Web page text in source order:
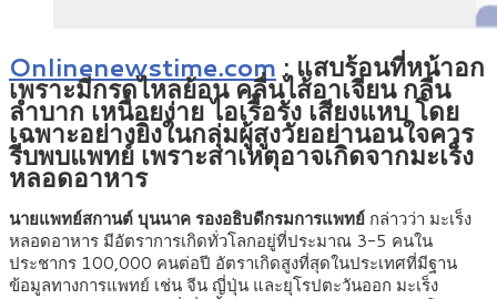
Onlinenewstime.com: แสบร้อนที่หน้าอก
เพราะมีกรดไหลย้อน คลื่นไส้อาเจียน กลืน
ลำบาก เหนื่อยง่าย ไอเรื้อรัง เสียงแหบ โดย
เฉพาะอย่างยิ่งในกลุ่มผู้สูงวัยอย่านอนใจควร
รีบพบแพทย์ เพราะสาเหตุอาจเกิดจากมะเร็ง
หลอดอาหาร
นายแพทย์สกานต์ บุนนาค รองอธิบดีกรมการแพทย์ กล่าวว่า มะเร็ง
หลอดอาหาร มีอัตราการเกิดทั่วโลกอยู่ที่ประมาณ 3-5 คนใน
ประชากร 100,000 คนต่อปี อัตราเกิดสูงที่สุดในประเทศที่มีฐาน
ข้อมูลทางการแพทย์ เช่น จีน ญี่ปุ่น และยุโรปตะวันออก มะเร็ง